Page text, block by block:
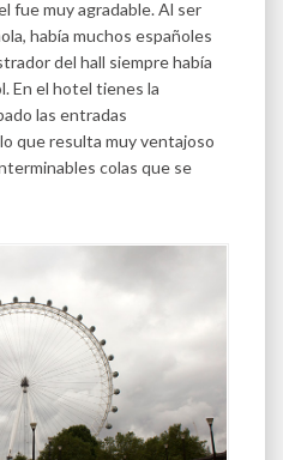
fue muy agradable. Al ser
había muchos españoles
del hall siempre había
En el hotel tienes la
las entradas
que resulta muy ventajoso
colas que se